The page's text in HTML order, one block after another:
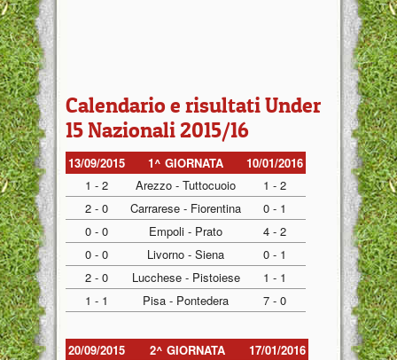
Calendario e risultati Under
15 Nazionali 2015/16
13/09/2015 1^ GIORNATA
10/01/2016
1 - 2
Arezzo - Tuttocuoio
1 - 2
2 - 0
Carrarese - Fiorentina
0 - 1
0 - 0
Empoli - Prato
4 - 2
0 - 0
Livorno - Siena
0 - 1
2 - 0
Lucchese - Pistoiese
1 - 1
1 - 1
Pisa - Pontedera 7 - 0
20/09/2015 2^ GIORNATA
17/01/2016